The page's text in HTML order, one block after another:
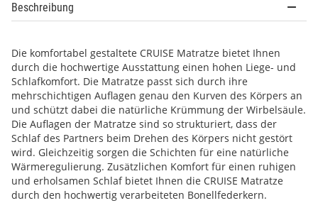
Beschreibung
Die komfortabel gestaltete CRUISE Matratze bietet Ihnen
durch die hochwertige Ausstattung einen hohen Liege- und
Schlafkomfort. Die Matratze passt sich durch ihre
mehrschichtigen Auflagen genau den Kurven des Körpers an
und schützt dabei die natürliche Krümmung der Wirbelsäule.
Die Auflagen der Matratze sind so strukturiert, dass der
Schlaf des Partners beim Drehen des Körpers nicht gestört
wird. Gleichzeitig sorgen die Schichten für eine natürliche
Wärmeregulierung. Zusätzlichen Komfort für einen ruhigen
und erholsamen Schlaf bietet Ihnen die CRUISE Matratze
durch den hochwertig verarbeiteten Bonellfederkern.